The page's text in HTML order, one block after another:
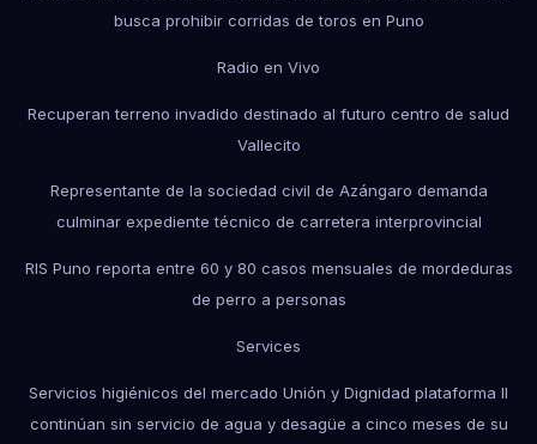
busca prohibir corridas de toros en Puno
Radio en Vivo
Recuperan terreno invadido destinado al futuro centro de salud
Vallecito
Representante de la sociedad civil de Azángaro demanda
culminar expediente técnico de carretera interprovincial
RIS Puno reporta entre 60 y 80 casos mensuales de mordeduras
de perro a personas
Services
Servicios higiénicos del mercado Unión y Dignidad plataforma II
continúan sin servicio de agua y desagüe a cinco meses de su